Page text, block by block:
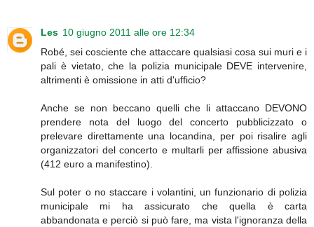
Les 10 giugno 2011 alle ore 12:34
Robé, sei cosciente che attaccare qualsiasi cosa sui muri e i
pali è vietato, che la polizia municipale DEVE intervenire,
altrimenti è omissione in atti d'ufficio?
Anche se non beccano quelli che li attaccano DEVONO
prendere nota del luogo del concerto pubblicizzato o
prelevare direttamente una locandina, per poi risalire agli
organizzatori del concerto e multarli per affissione abusiva
(412 euro a manifestino).
Sul poter o no staccare i volantini, un funzionario di polizia
municipale mi ha assicurato che quella è carta
abbandonata e perciò si può fare, ma vista l'ignoranza della